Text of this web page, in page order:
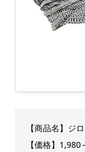
【商品名】ジ
【価格】